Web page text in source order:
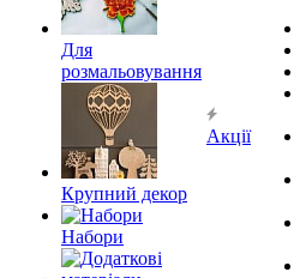
Для
розмальовування
Крупний декор
Набори
Акції